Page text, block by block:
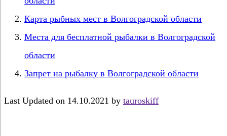
Карта рыбных мест в Волгоградской области
Места для бесплатной рыбалки в Волгоградской
области
Запрет на рыбалку в Волгоградской области
Last Updated on 14.10.2021 by tauroskiff